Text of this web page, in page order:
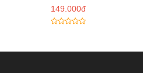
149.000đ